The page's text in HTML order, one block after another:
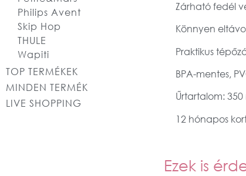
Philips Avent
Skip Hop
THULE
Wapiti
TOP TERMÉKEK
MINDEN TERMÉK
LIVE SHOPPING
Zárható fedél
Könnyen
Praktikus
BPA-mentes,
Űrtartalom: 350
12 hónapos
Ezek is